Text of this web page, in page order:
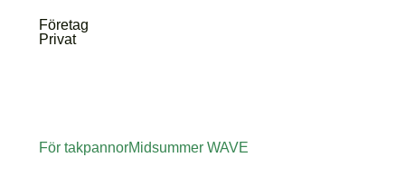
Företag
Privat
För takpannorMidsummer WAVE